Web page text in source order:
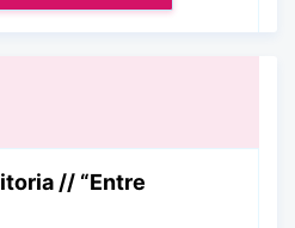
// “Entre